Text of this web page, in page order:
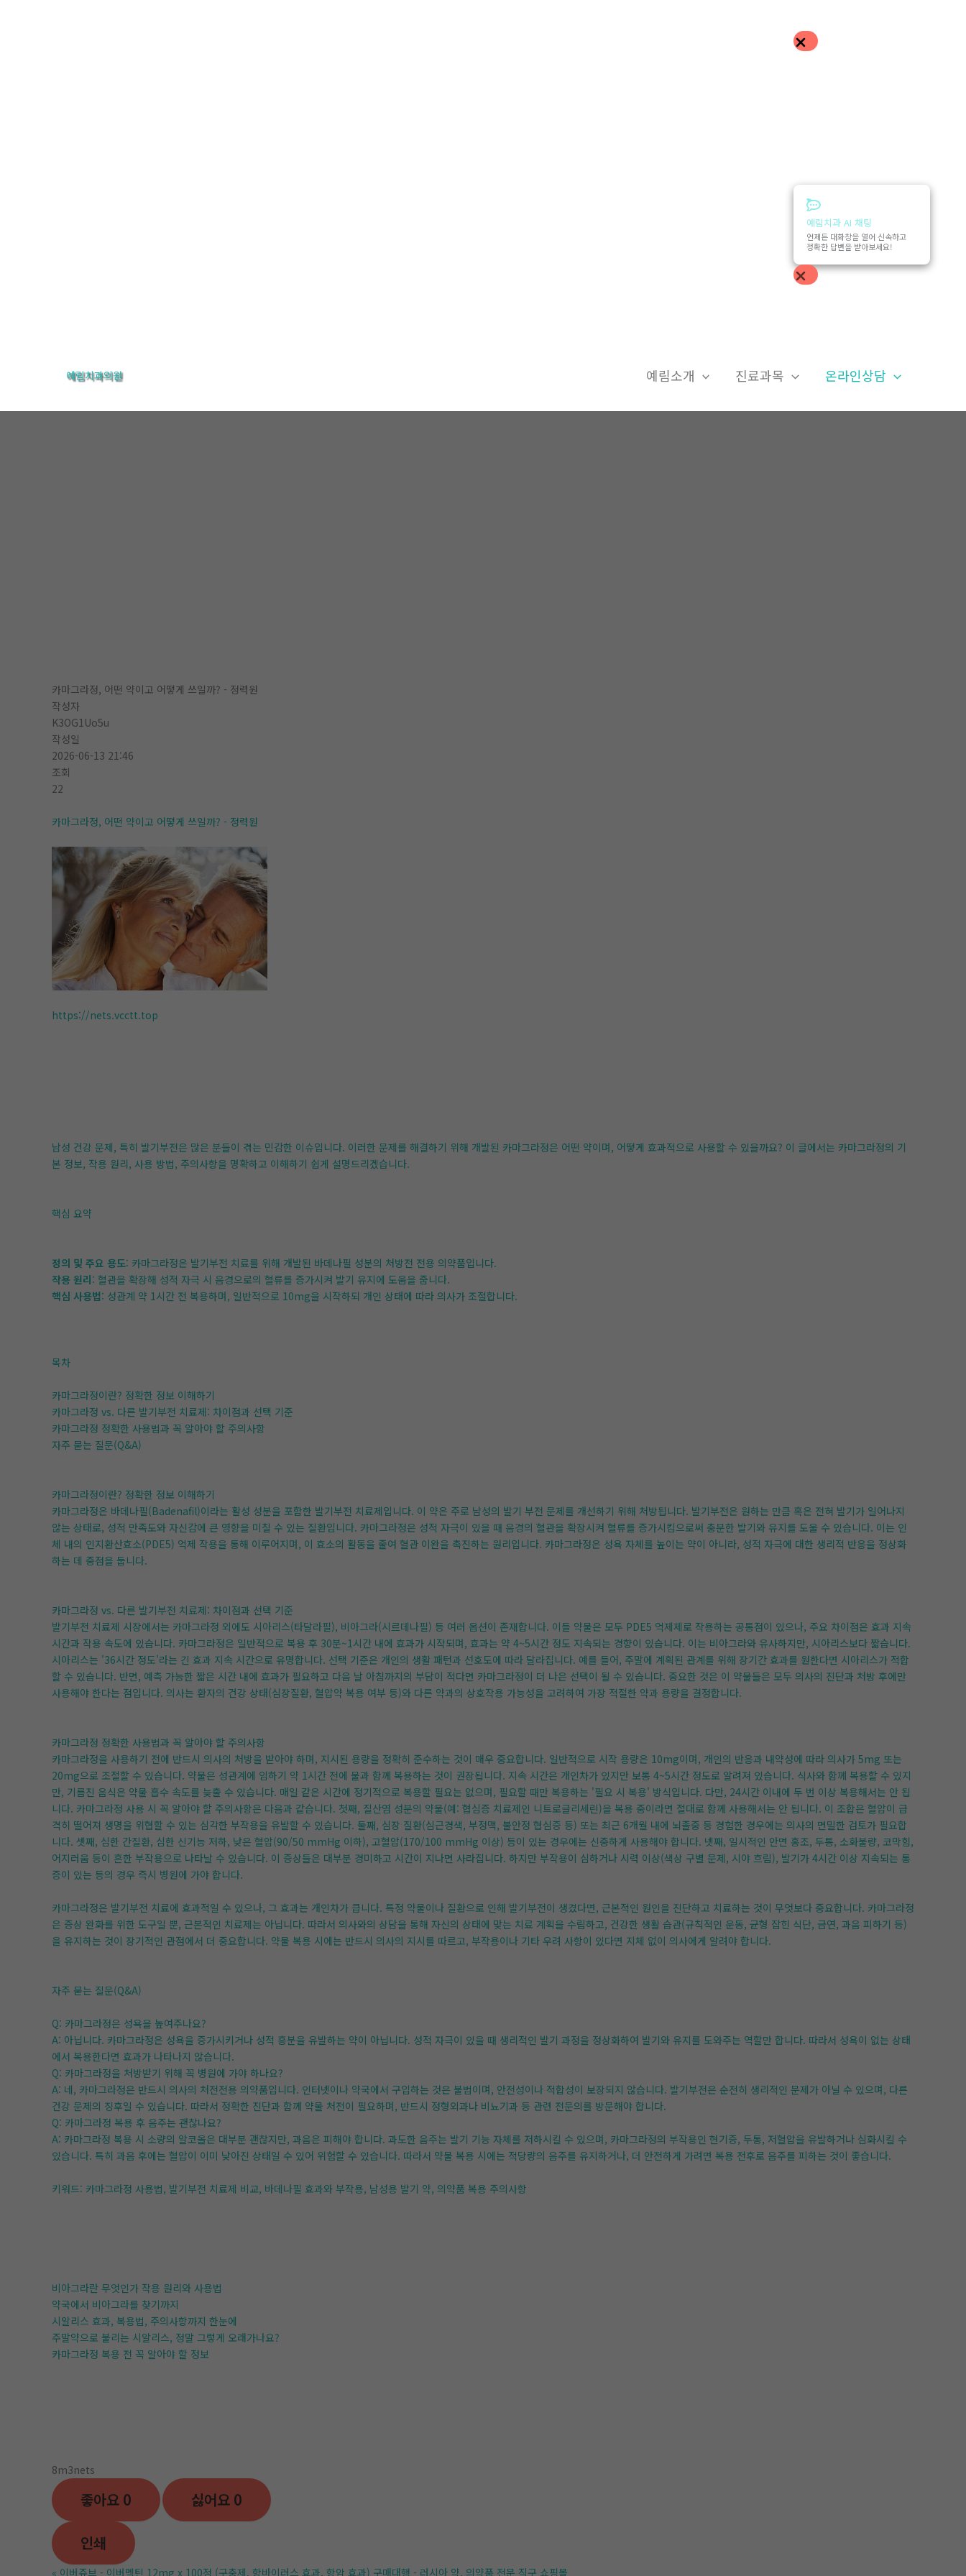
예림치과 AI 채팅
언제든 대화창을 열어 신속하고
정확한 답변을 받아보세요!
건
예림치과의원 예림소개 진료과목 온라인상담
카마그라정, 어떤 약이고 어떻게 쓰일까? - 정력원
작성자
K3OG1Uo5u
작성일
2026-06-13 21:46
조회
22
카마그라정, 어떤 약이고 어떻게 쓰일까? - 정력원
https://nets.vcctt.top
남성 건강 문제, 특히 발기부전은 많은 분들이 겪는 민감한 이슈입니다. 이러한 문제를 해결하기 위해 개발된 카마그라정은 어떤 약이며, 어떻게 효과적으로 사용할 수 있을까요? 이 글에서는 카마그라정의 기
본 정보, 작용 원리, 사용 방법, 주의사항을 명확하고 이해하기 쉽게 설명드리겠습니다.
핵심 요약
정의 및 주요 용도: 카마그라정은 발기부전 치료를 위해 개발된 바데나필 성분의 처방전 전용 의약품입니다.
작용 원리: 혈관을 확장해 성적 자극 시 음경으로의 혈류를 증가시켜 발기 유지에 도움을 줍니다.
핵심 사용법: 성관계 약 1시간 전 복용하며, 일반적으로 10mg을 시작하되 개인 상태에 따라 의사가 조절합니다.
목차
카마그라정이란? 정확한 정보 이해하기
카마그라정 vs. 다른 발기부전 치료제: 차이점과 선택 기준
카마그라정 정확한 사용법과 꼭 알아야 할 주의사항
자주 묻는 질문(Q&A)
카마그라정이란? 정확한 정보 이해하기
카마그라정은 바데나필(Badenafil)이라는 활성 성분을 포함한 발기부전 치료제입니다. 이 약은 주로 남성의 발기 부전 문제를 개선하기 위해 처방됩니다. 발기부전은 원하는 만큼 혹은 전혀 발기가 일어나지
않는 상태로, 성적 만족도와 자신감에 큰 영향을 미칠 수 있는 질환입니다. 카마그라정은 성적 자극이 있을 때 음경의 혈관을 확장시켜 혈류를 증가시킴으로써 충분한 발기와 유지를 도울 수 있습니다. 이는 인
체 내의 인지환산효소(PDE5) 억제 작용을 통해 이루어지며, 이 효소의 활동을 줄여 혈관 이완을 촉진하는 원리입니다. 카마그라정은 성욕 자체를 높이는 약이 아니라, 성적 자극에 대한 생리적 반응을 정상화
하는 데 중점을 둡니다.
카마그라정 vs. 다른 발기부전 치료제: 차이점과 선택 기준
발기부전 치료제 시장에서는 카마그라정 외에도 시아리스(타달라필), 비아그라(시르데나필) 등 여러 옵션이 존재합니다. 이들 약물은 모두 PDE5 억제제로 작용하는 공통점이 있으나, 주요 차이점은 효과 지속
시간과 작용 속도에 있습니다. 카마그라정은 일반적으로 복용 후 30분~1시간 내에 효과가 시작되며, 효과는 약 4~5시간 정도 지속되는 경향이 있습니다. 이는 비아그라와 유사하지만, 시아리스보다 짧습니다.
시아리스는 '36시간 정도'라는 긴 효과 지속 시간으로 유명합니다. 선택 기준은 개인의 생활 패턴과 선호도에 따라 달라집니다. 예를 들어, 주말에 계획된 관계를 위해 장기간 효과를 원한다면 시아리스가 적합
할 수 있습니다. 반면, 예측 가능한 짧은 시간 내에 효과가 필요하고 다음 날 아침까지의 부담이 적다면 카마그라정이 더 나은 선택이 될 수 있습니다. 중요한 것은 이 약물들은 모두 의사의 진단과 처방 후에만
사용해야 한다는 점입니다. 의사는 환자의 건강 상태(심장질환, 혈압약 복용 여부 등)와 다른 약과의 상호작용 가능성을 고려하여 가장 적절한 약과 용량을 결정합니다.
카마그라정 정확한 사용법과 꼭 알아야 할 주의사항
카마그라정을 사용하기 전에 반드시 의사의 처방을 받아야 하며, 지시된 용량을 정확히 준수하는 것이 매우 중요합니다. 일반적으로 시작 용량은 10mg이며, 개인의 반응과 내약성에 따라 의사가 5mg 또는
20mg으로 조절할 수 있습니다. 약물은 성관계에 임하기 약 1시간 전에 물과 함께 복용하는 것이 권장됩니다. 지속 시간은 개인차가 있지만 보통 4~5시간 정도로 알려져 있습니다. 식사와 함께 복용할 수 있지
만, 기름진 음식은 약물 흡수 속도를 늦출 수 있습니다. 매일 같은 시간에 정기적으로 복용할 필요는 없으며, 필요할 때만 복용하는 '필요 시 복용' 방식입니다. 다만, 24시간 이내에 두 번 이상 복용해서는 안 됩
니다. 카마그라정 사용 시 꼭 알아야 할 주의사항은 다음과 같습니다. 첫째, 질산염 성분의 약물(예: 협심증 치료제인 니트로글리세린)을 복용 중이라면 절대로 함께 사용해서는 안 됩니다. 이 조합은 혈압이 급
격히 떨어져 생명을 위협할 수 있는 심각한 부작용을 유발할 수 있습니다. 둘째, 심장 질환(심근경색, 부정맥, 불안정 협심증 등) 또는 최근 6개월 내에 뇌졸중 등 경험한 경우에는 의사의 면밀한 검토가 필요합
니다. 셋째, 심한 간질환, 심한 신기능 저하, 낮은 혈압(90/50 mmHg 이하), 고혈압(170/100 mmHg 이상) 등이 있는 경우에는 신중하게 사용해야 합니다. 넷째, 일시적인 안면 홍조, 두통, 소화불량, 코막힘,
어지러움 등이 흔한 부작용으로 나타날 수 있습니다. 이 증상들은 대부분 경미하고 시간이 지나면 사라집니다. 하지만 부작용이 심하거나 시력 이상(색상 구별 문제, 시야 흐림), 발기가 4시간 이상 지속되는 통
증이 있는 등의 경우 즉시 병원에 가야 합니다.
카마그라정은 발기부전 치료에 효과적일 수 있으나, 그 효과는 개인차가 큽니다. 특정 약물이나 질환으로 인해 발기부전이 생겼다면, 근본적인 원인을 진단하고 치료하는 것이 무엇보다 중요합니다. 카마그라정
은 증상 완화를 위한 도구일 뿐, 근본적인 치료제는 아닙니다. 따라서 의사와의 상담을 통해 자신의 상태에 맞는 치료 계획을 수립하고, 건강한 생활 습관(규칙적인 운동, 균형 잡힌 식단, 금연, 과음 피하기 등)
을 유지하는 것이 장기적인 관점에서 더 중요합니다. 약물 복용 시에는 반드시 의사의 지시를 따르고, 부작용이나 기타 우려 사항이 있다면 지체 없이 의사에게 알려야 합니다.
자주 묻는 질문(Q&A)
Q: 카마그라정은 성욕을 높여주나요?
A: 아닙니다. 카마그라정은 성욕을 증가시키거나 성적 흥분을 유발하는 약이 아닙니다. 성적 자극이 있을 때 생리적인 발기 과정을 정상화하여 발기와 유지를 도와주는 역할만 합니다. 따라서 성욕이 없는 상태
에서 복용한다면 효과가 나타나지 않습니다.
Q: 카마그라정을 처방받기 위해 꼭 병원에 가야 하나요?
A: 네, 카마그라정은 반드시 의사의 처전전용 의약품입니다. 인터넷이나 약국에서 구입하는 것은 불법이며, 안전성이나 적합성이 보장되지 않습니다. 발기부전은 순전히 생리적인 문제가 아닐 수 있으며, 다른
건강 문제의 징후일 수 있습니다. 따라서 정확한 진단과 함께 약물 처전이 필요하며, 반드시 정형외과나 비뇨기과 등 관련 전문의를 방문해야 합니다.
Q: 카마그라정 복용 후 음주는 괜찮나요?
A: 카마그라정 복용 시 소량의 알코올은 대부분 괜찮지만, 과음은 피해야 합니다. 과도한 음주는 발기 기능 자체를 저하시킬 수 있으며, 카마그라정의 부작용인 현기증, 두통, 저혈압을 유발하거나 심화시킬 수
있습니다. 특히 과음 후에는 혈압이 이미 낮아진 상태일 수 있어 위험할 수 있습니다. 따라서 약물 복용 시에는 적당량의 음주를 유지하거나, 더 안전하게 가려면 복용 전후로 음주를 피하는 것이 좋습니다.
키워드: 카마그라정 사용법, 발기부전 치료제 비교, 바데나필 효과와 부작용, 남성용 발기 약, 의약품 복용 주의사항
비아그라란 무엇인가 작용 원리와 사용법
약국에서 비아그라를 찾기까지
시알리스 효과, 복용법, 주의사항까지 한눈에
주말약으로 불리는 시알리스, 정말 그렇게 오래가나요?
카마그라정 복용 전 꼭 알아야 할 정보
8m3nets
좋아요 0 싫어요 0
인쇄
« 이버쥬브 - 이버멕틴 12mg x 100정 (구충제, 항바이러스 효과, 항암 효과) 구매대행 - 러시아 약, 의약품 전문 직구 쇼핑몰